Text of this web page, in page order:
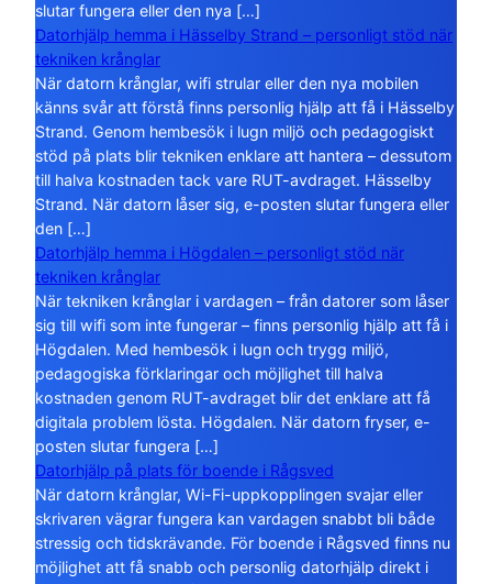
slutar fungera eller den nya […]
Datorhjälp hemma i Hässelby Strand – personligt stöd när
tekniken krånglar
När datorn krånglar, wifi strular eller den nya mobilen
känns svår att förstå finns personlig hjälp att få i Hässelby
Strand. Genom hembesök i lugn miljö och pedagogiskt
stöd på plats blir tekniken enklare att hantera – dessutom
till halva kostnaden tack vare RUT-avdraget. Hässelby
Strand. När datorn låser sig, e-posten slutar fungera eller
den […]
Datorhjälp hemma i Högdalen – personligt stöd när
tekniken krånglar
När tekniken krånglar i vardagen – från datorer som låser
sig till wifi som inte fungerar – finns personlig hjälp att få i
Högdalen. Med hembesök i lugn och trygg miljö,
pedagogiska förklaringar och möjlighet till halva
kostnaden genom RUT-avdraget blir det enklare att få
digitala problem lösta. Högdalen. När datorn fryser, e-
posten slutar fungera […]
Datorhjälp på plats för boende i Rågsved
När datorn krånglar, Wi-Fi-uppkopplingen svajar eller
skrivaren vägrar fungera kan vardagen snabbt bli både
stressig och tidskrävande. För boende i Rågsved finns nu
möjlighet att få snabb och personlig datorhjälp direkt i